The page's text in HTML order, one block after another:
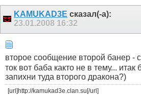
KAMUKAD3E сказал(-а):
23.01.2008 16:32
второе сообщение второй банер -
ток вот баба както не в тему... итак
запихни туда второго дракона?)
[url]http://kamukad3e.clan.su[/url]